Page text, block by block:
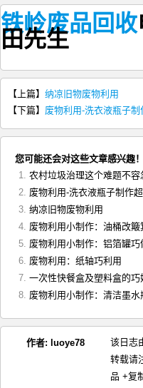
铁岭废品回收
田先生
【上篇】 纳凉旧物废物利用
【下篇】 废物利用-洗衣液瓶子
您可能还会对这些文章感兴趣！
农村垃圾治理这个难题不容
废物利用-洗衣液瓶子制作
纳凉旧物废物利用
废物利用小制作：油桶改簸
废物利用小制作：铝箔罐巧
废物利用：纸轴巧利用
一次性快餐盒及塑料盒的巧
废物利用小制作：清洁墨水
作者: luoye78 该日志
转载请
品 +复